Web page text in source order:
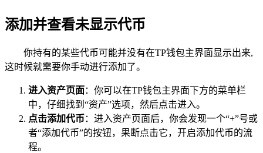
添加并查看未显示代币
你持有的某些代币可能并没有在TP钱包主界面显示出来,
这时候就需要你手动进行添加了。
进入资产页面：你可以在TP钱包主界面下方的菜单栏
中，仔细找到“资产”选项，然后点击进入。
点击添加代币 ：进入资产页面后，你会发现一个“+”号或
者“添加代币”的按钮，果断点击它，开启添加代币的流
程。